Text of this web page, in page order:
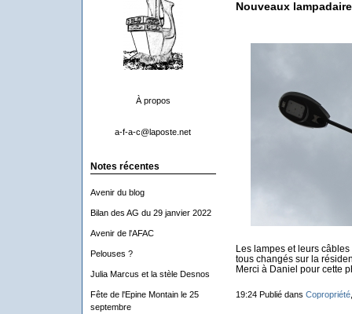
À propos
a-f-a-c@laposte.net
Notes récentes
Avenir du blog
Bilan des AG du 29 janvier 2022
Avenir de l'AFAC
Pelouses ?
Julia Marcus et la stèle Desnos
Fête de l'Epine Montain le 25
septembre
Nouveaux
Les lampes et leurs
tous changés sur la
Merci à Daniel pour cette
19:24 Publié dans Copropriété